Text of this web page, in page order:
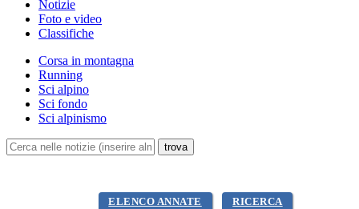
Notizie
Foto e video
Classifiche
Corsa in montagna
Running
Sci alpino
Sci fondo
Sci alpinismo
ELENCO ANNATE RICERCA